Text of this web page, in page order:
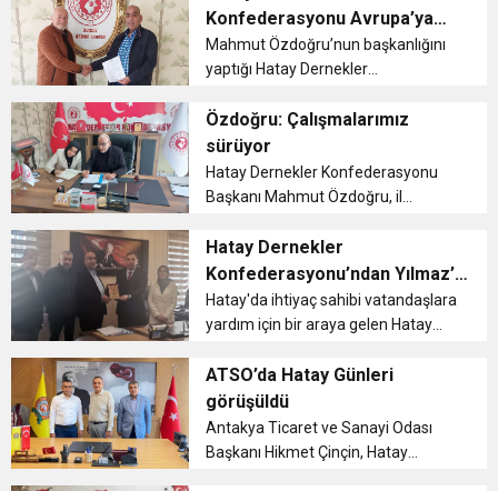
Cumhuriyet, Türk Milletinin Özgürlük
ve Onur Nişanesidir
6:19 HBB BAŞKANI ÖNTÜRK’ÜN
CUMHURİYET BAYRAMI MESAJI
17:36 KURUMLAR VERGİSİ ERTELENDİ
1:00 İTSO İŞ-KUR SGK TOPLANTI
DUYURUSU
21:40 CEYLANDERE’DE BAŞKAN EMRAH
KARAÇAY’A SEVGİ SELİ
18:22 BAŞKAN SAMİ ÜSTÜN’DEN
GÖNÜLLERE DOKUNAN ZİYARET
Mesajı...
Konfederasyonu Avrupa’ya
açılıyor
Mahmut Özdoğru’nun başkanlığını
yaptığı Hatay Dernekler
faaliyet göstermek için anlaşma
imzalandığını açıkladı....
Özdoğru: Çalışmalarımız
sürüyor
Hatay Dernekler Konfederasyonu
Başkanı Mahmut Özdoğru, il
sürdürüyor....
Hatay Dernekler
Konfederasyonu’ndan Yılmaz’a
ziyaret
Hatay'da ihtiyaç sahibi vatandaşlara
yardım için bir araya gelen Hatay
Mahmut Özdoğru, ziyaret ettiği
Hatay Valiliği Sivil Toplum
Müdürümüz Malik Yılmaz'a
çalışmaların...
ATSO’da Hatay Günleri
görüşüldü
Antakya Ticaret ve Sanayi Odası
Başkanı Hikmet Çinçin, Hatay